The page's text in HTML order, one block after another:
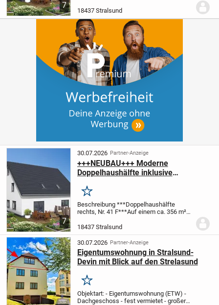
7
und hochwertig ausgestattetes in
Massivbauweise errichtetes Doppelhaus.
Bei diesem...
18437 Stralsund
7
30.07.2026 Partner-Anzeige
+++NEUBAU+++ Moderne
Doppelhaushälfte inklusive
Merken
Beschreibung ***Doppelhaushälfte
rechts, Nr. 41 F***Auf einem ca. 356 m²
und hochwertig ausgestattetes in
Massivbauweise errichtetes Doppelhaus.
Bei diesem...
18437 Stralsund
30.07.2026 Partner-Anzeige
Eigentumswohnung in Stralsund-
Devin mit Blick auf den Strelasund
Merken
Objektart: - Eigentumswohnung (ETW) -
Dachgeschoss - fest vermietet - großer